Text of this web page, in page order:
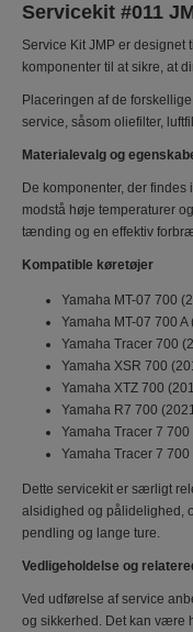
Servicekit #011
Service Kit JMP er designet
komponenter til at sikre, at
Placeringen af de
service, såsom oliefilter,
Materialevalg og
De komponenter, der
modstå høje temperaturer
tænding og en effektiv
Kompatible køretøjer
Yamaha MT-07 700
Yamaha MT-07 700
Yamaha Tracer 700
Yamaha XSR 700
Yamaha XTZ 700
Yamaha R7 700
Yamaha Tracer 7
Yamaha Tracer 7
Dette servicekit er særligt
alsidighed og pålidelighed,
pendling og lange ture.
Vedligeholdelse og
Ved udførelse af service
og sikkerhed. Det kan være